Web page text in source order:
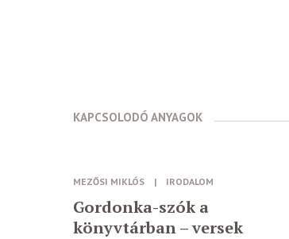
KAPCSOLODÓ ANYAGOK
MEZŐSI MIKLÓS | IRODALOM
Gordonka-szók a
könyvtárban – versek